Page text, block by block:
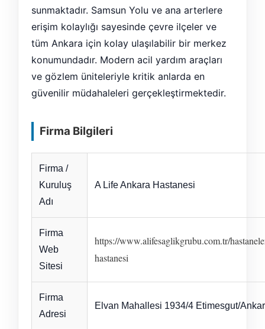
sunmaktadır. Samsun Yolu ve ana arterlere
erişim kolaylığı sayesinde çevre ilçeler ve
tüm Ankara için kolay ulaşılabilir bir merkez
konumundadır. Modern acil yardım araçları
ve gözlem üniteleriyle kritik anlarda en
güvenilir müdahaleleri gerçekleştirmektedir.
Firma Bilgileri
Firma /
Kuruluş
Adı
A Life Ankara Hastanesi
Firma
Web
Sitesi
https://www.alifesaglikgrubu.com.tr/
hastanesi
Firma
Adresi
Elvan Mahallesi 1934/4 Etimesgut/